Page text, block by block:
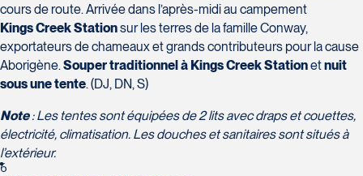
cours de route. Arrivée dans l’après-midi au campement
Kings Creek Stationsur les terres de la famille Conway,
exportateurs de chameaux et grands contributeurs pour la cause
Aborigène.Souper traditionnel à Kings Creek Stationetnuit
sous une tente. (DJ, DN, S)
Note: Les tentes sont équipées de 2 lits avec draps et couettes,
électricité, climatisation. Les douches et sanitaires sont situés à
l’extérieur.
6
Voyages CAA Brossard
8940 Boulevard Leduc - Bureau 20
Brossard
J4Y 0G4
2 rue Pleau
Pont-Rouge
G3H 2G2